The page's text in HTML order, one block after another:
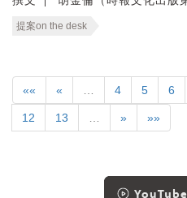
提案on the desk
«« « 4 5 6
12 13 » »»